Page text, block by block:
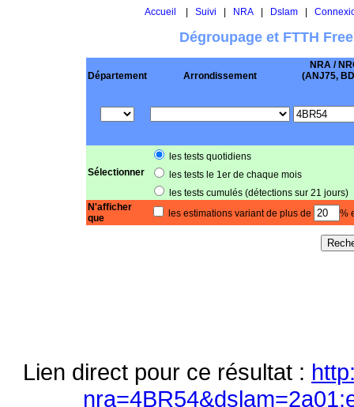
Accueil Suivi NRA| Dslam|
Dégroupage et FTTH
Département Arrondissement
NRA /
(ANJ75,
Sélectionner
les tests quotidiens
les tests le 1er de chaque mois
les tests cumulés (détections sur 21 jours)
N'afficher
que
les estimations variant de plus de %
Lien direct pour ce résultat :